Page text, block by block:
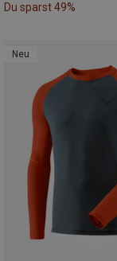
Du sparst 49%
Neu